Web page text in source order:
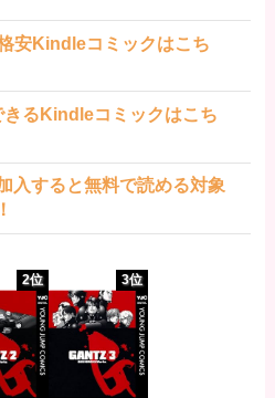
安Kindleコミックはこち
るKindleコミックはこち
入すると無料で読める対象
2位 3位